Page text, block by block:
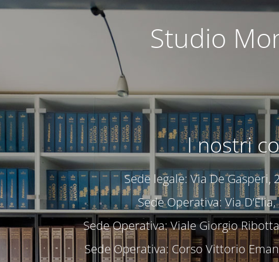
Studio
I nostri
Sede legale: Via De Gasperi,
Sede Operativa: Via
Sede Operativa: Viale Giorgio Ribotta
Sede Operativa: Corso Vittorio